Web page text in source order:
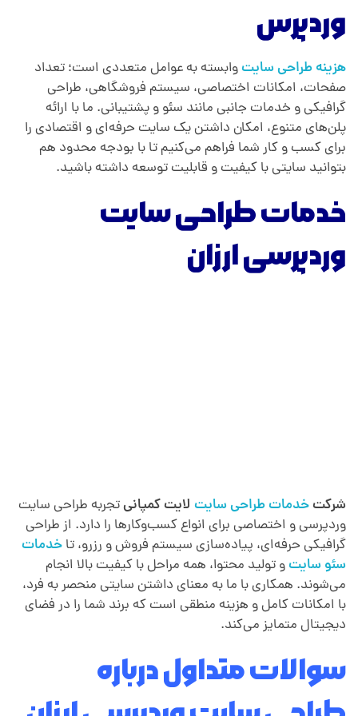
وردپرس
هزینه طراحی سایتوابسته به عوامل متعددی است؛ تعداد
صفحات، امکانات اختصاصی، سیستم فروشگاهی، طراحی
گرافیکی و خدمات جانبی مانند سئو و پشتیبانی. ما با ارائه
پلن‌های متنوع، امکان داشتن یک سایت حرفه‌ای و اقتصادی را
برای کسب ‌و کار شما فراهم می‌کنیم تا با بودجه محدود هم
بتوانید سایتی با کیفیت و قابلیت توسعه داشته باشید.
خدمات طراحی سایت
وردپرسی ارزان
شرکتخدمات طراحی سایت لایت کمپانیتجربه طراحی سایت
وردپرسی و اختصاصی برای انواع کسب‌وکارها را دارد. از طراحی
گرافیکی حرفه‌ای، پیاده‌سازی سیستم فروش و رزرو، تاخدمات
سئو سایتو تولید محتوا، همه مراحل با کیفیت بالا انجام
می‌شوند. همکاری با ما به معنای داشتن سایتی منحصر به فرد،
با امکانات کامل و هزینه منطقی است که برند شما را در فضای
دیجیتال متمایز می‌کند.
سوالات متداول درباره